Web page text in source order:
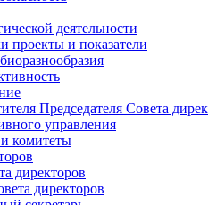
деятельности
проекты и показатели
Председателя Совета
управления
комитеты
директоров
директоров